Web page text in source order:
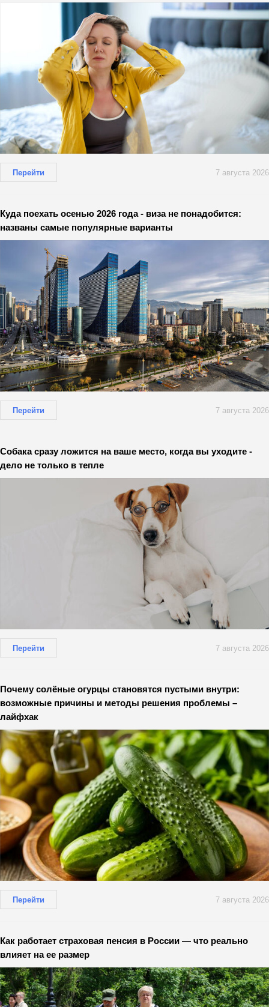
Перейти 7 августа 2026
Куда поехать осенью 2026 года - виза не понадобится:
названы самые популярные варианты
Перейти 7 августа 2026
Собака сразу ложится на ваше место, когда вы уходите -
дело не только в тепле
Перейти 7 августа 2026
Почему солёные огурцы становятся пустыми внутри:
возможные причины и методы решения проблемы –
лайфхак
Перейти 7 августа 2026
Как работает страховая пенсия в России — что реально
влияет на ее размер